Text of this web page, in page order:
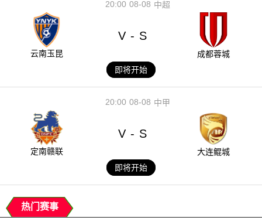
08-08
20:00 中超
云南玉昆
V - S
成都蓉城
即将开始
08-08
20:00 中甲
定南赣联
V - S
大连鲲城
即将开始
热门赛事